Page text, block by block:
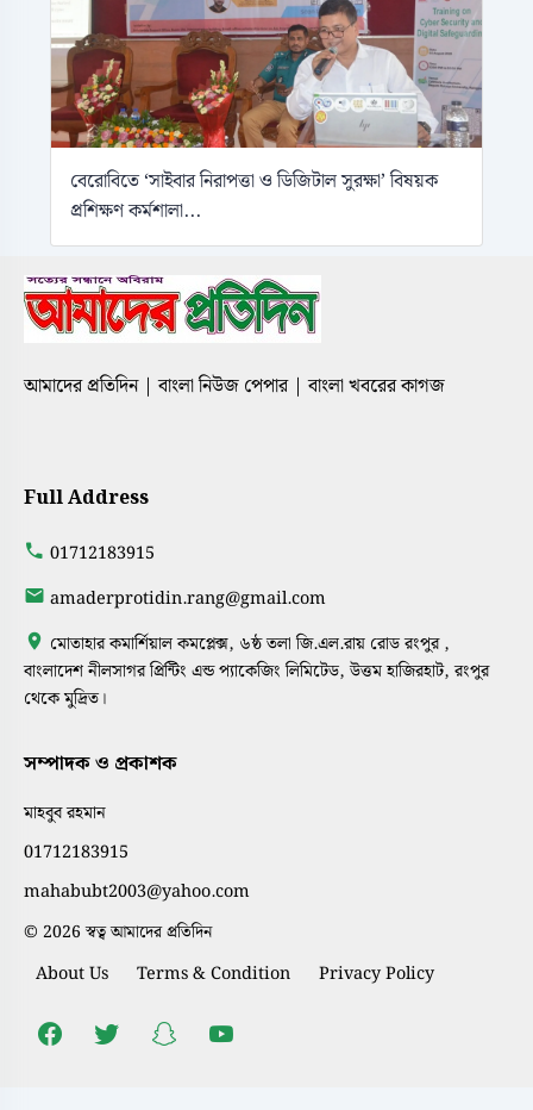
বেরোবিতে ‘সাইবার নিরাপত্তা ও ডিজিটাল সুরক্ষা’ বিষয়ক
প্রশিক্ষণ কর্মশালা...
আমাদের প্রতিদিন | বাংলা নিউজ পেপার | বাংলা খবরের কাগজ
Full Address
01712183915
amaderprotidin.rang@gmail.com
মোতাহার কমার্শিয়াল কমপ্লেক্স, ৬ষ্ঠ তলা জি.এল.রায় রোড রংপুর ,
বাংলাদেশ নীলসাগর প্রিন্টিং এন্ড প্যাকেজিং লিমিটেড, উত্তম হাজিরহাট, রংপুর
থেকে মুদ্রিত।
সম্পাদক ও প্রকাশক
মাহবুব রহমান
01712183915
mahabubt2003@yahoo.com
© 2026 স্বত্ব আমাদের প্রতিদিন
About Us Terms & Condition Privacy Policy